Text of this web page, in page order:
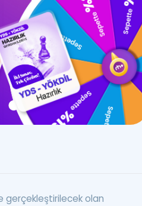
Kitaplara Özel Fırsatlar
Tüm Sınavlarla İlgili Haberler
Gramer
Gramer ve Konu Anlatımı
gerçekleştirilecek olan